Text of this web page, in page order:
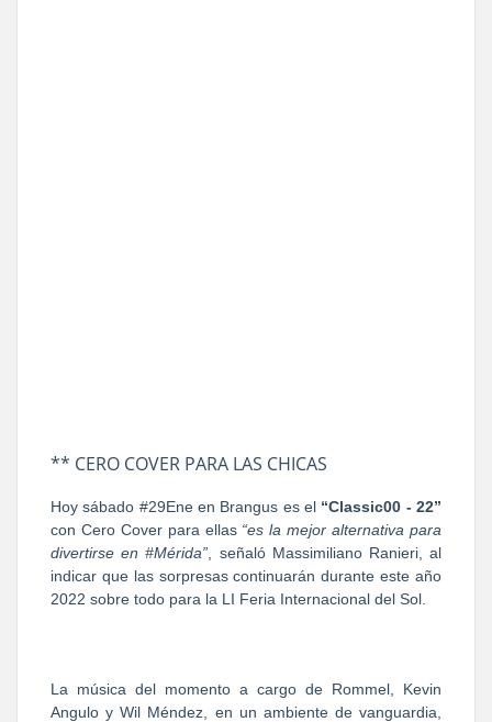
** CERO COVER PARA LAS CHICAS
Hoy sábado #29Ene en Brangus es el “Classic00 - 22”
con Cero Cover para ellas “es la mejor alternativa para
divertirse en #Mérida” , señaló Massimiliano Ranieri, al
indicar que las sorpresas continuarán durante este año
2022 sobre todo para la LI Feria Internacional del Sol.
La música del momento a cargo de Rommel, Kevin
Angulo y Wil Méndez, en un ambiente de vanguardia,